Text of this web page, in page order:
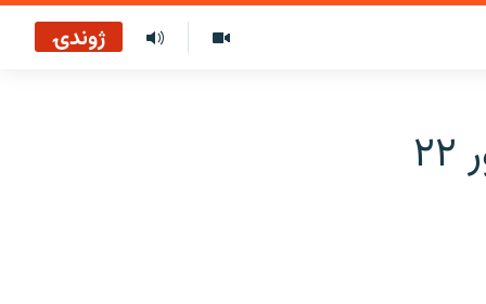
ژوندۍ
خوست: پولیسو د بیلابیلو جرمونو په تور ۲۲